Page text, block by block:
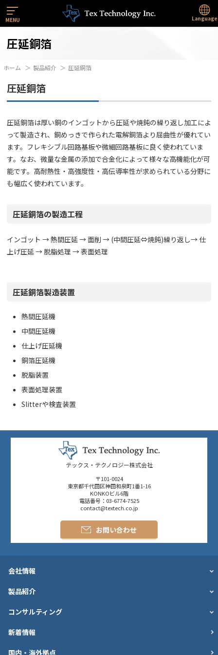
MENU Language
圧延銅箔
ホーム 製品紹介 圧延銅箔
圧延銅箔
圧延銅箔は厚い銅のインゴットから圧延や焼鈍の繰り返し加工によ
って製造され、銅めっきで作られた電解銅箔より屈曲性が優れてい
ます。フレキシブル回路基板や微細回路基板に良く使われていま
す。なお、微量な金属の添加で合金化によって様々な高機能化が可
能です。高耐熱性・高強度性・高伝導率性が求められている分野に
も幅広く使われています。
圧延銅箔の製造工程
インゴット → 熱間圧延 → 面削 → (中間圧延⇔焼鈍)繰り返し→ 仕
上げ圧延 → 脱脂処理 → 表面処理
圧延銅箔製造装置
熱間圧延機
中間圧延機
仕上げ圧延機
銅箔圧延機
脱脂装置
表面処理装置
Slitterや検査装置
テックス・テクノロジー株式会社
〒101-0024
東京都千代田区神田和泉町1番1-16
KONKOビル6階
電話番号：03-6774-7525
contact@textech.co.jp
お問い合わせ
会社情報
製品紹介
コンサルティング
新着情報
国内・海外拠点